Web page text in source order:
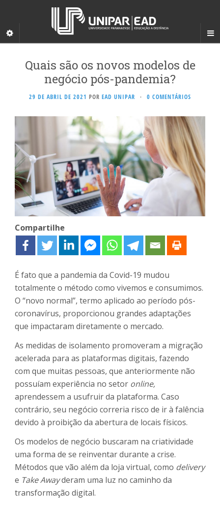
Quais são os novos modelos de
negócio pós-pandemia?
29 DE ABRIL DE 2021 POR EAD UNIPAR · 0 COMENTÁRIOS
Compartilhe
É fato que a pandemia da Covid-19 mudou
totalmente o método como vivemos e consumimos.
O “novo normal”, termo aplicado ao período pós-
coronavírus, proporcionou grandes adaptações
que impactaram diretamente o mercado.
As medidas de isolamento promoveram a migração
acelerada para as plataformas digitais, fazendo
com que muitas pessoas, que anteriormente não
possuíam experiência no setor online,
aprendessem a usufruir da plataforma. Caso
contrário, seu negócio correria risco de ir à falência
devido à proibição da abertura de locais físicos.
Os modelos de negócio buscaram na criatividade
uma forma de se reinventar durante a crise.
Métodos que vão além da loja virtual, como delivery
e Take Awayderam uma luz no caminho da
transformação digital.